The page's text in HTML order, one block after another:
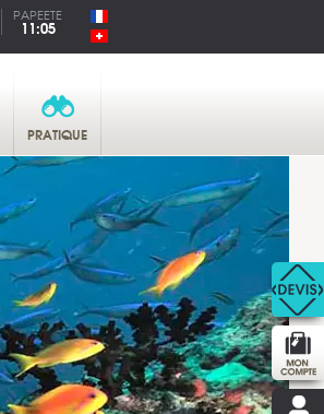
PAPEETE
11:05
PRATIQUE